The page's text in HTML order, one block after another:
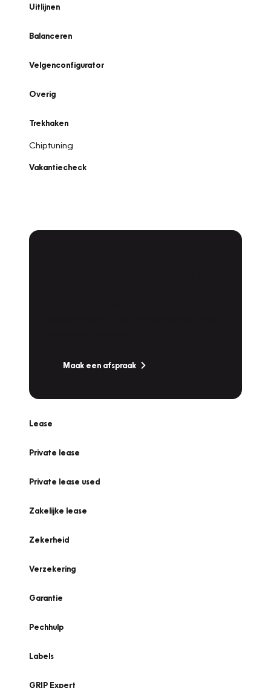
Uitlijnen
Balanceren
Velgenconfigurator
Overig
Trekhaken
Chiptuning
Vakantiecheck
Maak een afspraak
Lease
Private lease
Private lease used
Zakelijke lease
Zekerheid
Verzekering
Garantie
Pechhulp
Labels
GRIP Expert